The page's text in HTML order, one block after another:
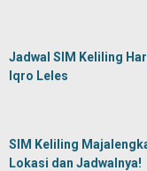
Jadwal SIM Keliling
Iqro Leles
SIM Keliling
Lokasi dan Jadwalnya!